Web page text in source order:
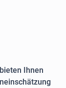
Ihnen